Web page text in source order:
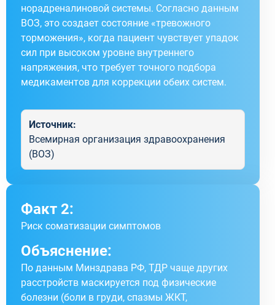
норадреналиновой системы. Согласно данным
ВОЗ, это создает состояние «тревожного
торможения», когда пациент чувствует упадок
сил при высоком уровне внутреннего
напряжения, что требует точного подбора
медикаментов для коррекции обеих систем.
Источник:
Всемирная организация здравоохранения
(ВОЗ)
Факт 2:
Риск соматизации симптомов
Объяснение:
По данным Минздрава РФ, ТДР чаще других
расстройств маскируется под физические
болезни (боли в груди, спазмы ЖКТ,